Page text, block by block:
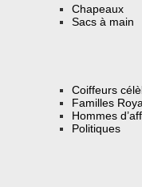
Chapeaux
Sacs à main
Coiffeurs
Familles
Hommes
Politiques